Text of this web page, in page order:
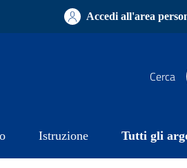
Accedi all'area
Cerca
Istruzione Tutti gli